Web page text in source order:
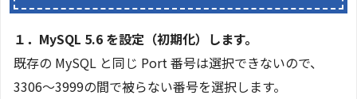
１．MySQL 5.6 を設定（初期化）します。
既存の MySQL と同じ Port 番号は選択できないので、
3306～3999の間で被らない番号を選択します。